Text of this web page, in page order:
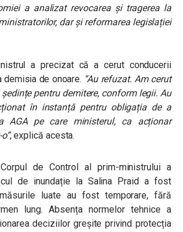
a analizat revocarea și tragerea la
dar și reformarea legislației
a precizat că a cerut conducerii
de onoare. “Au refuzat. Am cerut
pentru demitere, conform legii. Au
în instanță pentru obligația de a
AGA pe care ministerul, ca acționar
, explică acesta.
Corpul de Control al prim-ministrului a
de inundație la Salina Praid a fost
luate au fost temporare, fără
lung. Absența normelor tehnice a
deciziilor greșite privind protecția